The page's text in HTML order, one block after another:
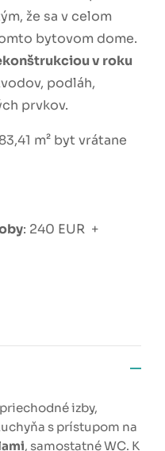
že sa v celom
bytovom dome.
v roku
podláh,
prvkov.
m² byt vrátane
: 240 EUR +
izby,
s prístupom na
, samostatné WC. K